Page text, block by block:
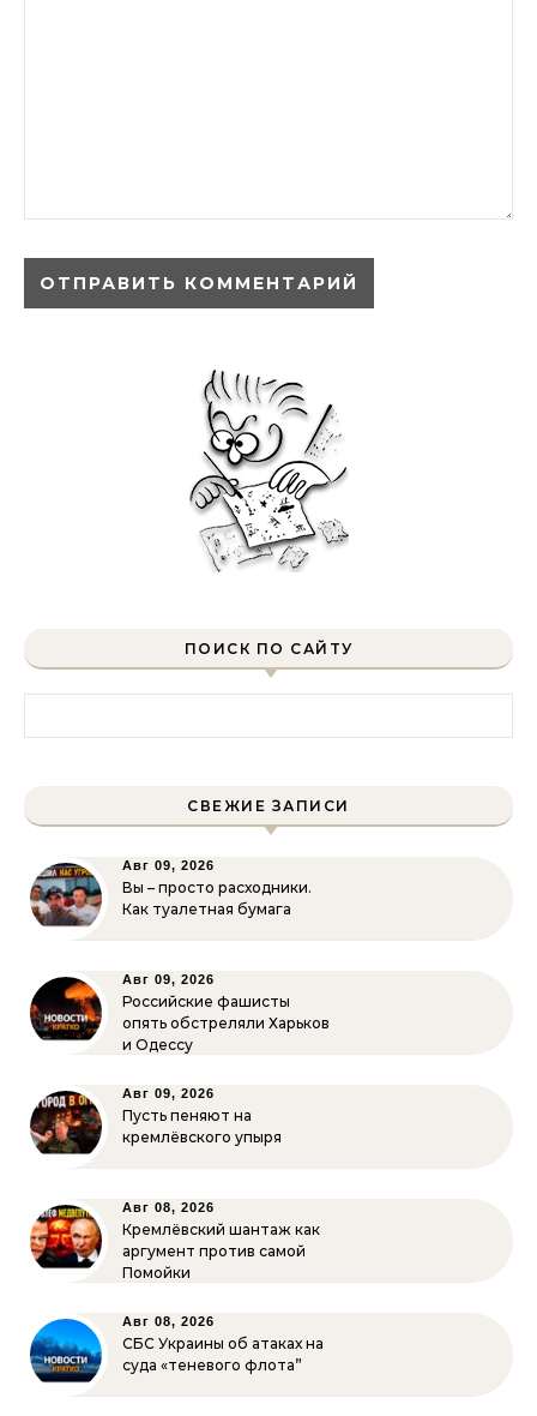
ПОИСК ПО САЙТУ
СВЕЖИЕ ЗАПИСИ
Авг 09, 2026
Вы – просто расходники.
Как туалетная бумага
Авг 09, 2026
Российские фашисты
опять обстреляли Харьков
и Одессу
Авг 09, 2026
Пусть пеняют на
кремлёвского упыря
Авг 08, 2026
Кремлёвский шантаж как
аргумент против самой
Помойки
Авг 08, 2026
СБС Украины об атаках на
суда «теневого флота”